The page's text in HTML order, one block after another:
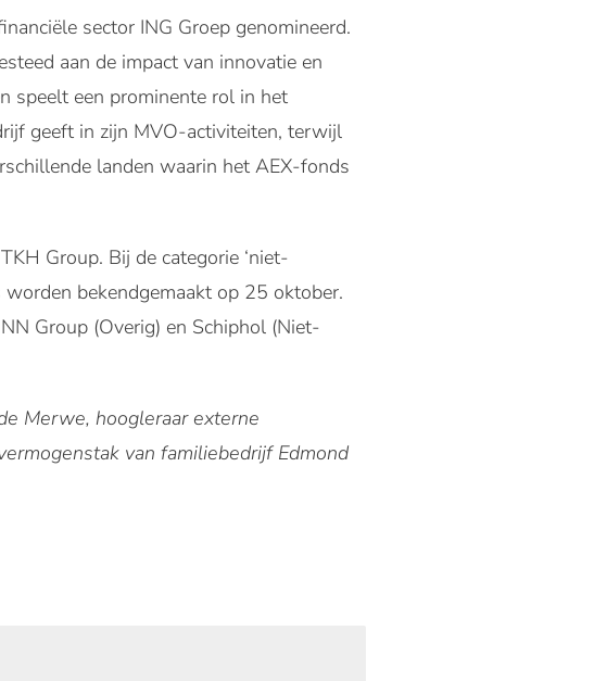
sector ING Groep genomineerd.
aan de impact van innovatie en
speelt een prominente rol in het
geeft in zijn MVO-activiteiten, terwijl
landen waarin het AEX-fonds
Group. Bij de categorie ‘niet-
bekendgemaakt op 25 oktober.
Group (Overig) en Schiphol (Niet-
Merwe, hoogleraar externe
van familiebedrijf Edmond